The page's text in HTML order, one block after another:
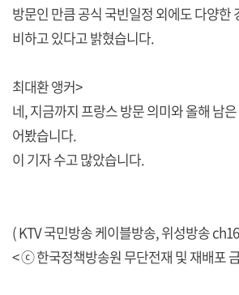
방문인 만큼 공식 국빈일정 외에도 다양한
비하고 있다고 밝혔습니다.
최대환 앵커>
네, 지금까지 프랑스 방문 의미와 올해 남
어봤습니다.
이 기자 수고 많았습니다.
( KTV 국민방송 케이블방송, 위성방송
< ⓒ 한국정책방송원 무단전재 및 재배포